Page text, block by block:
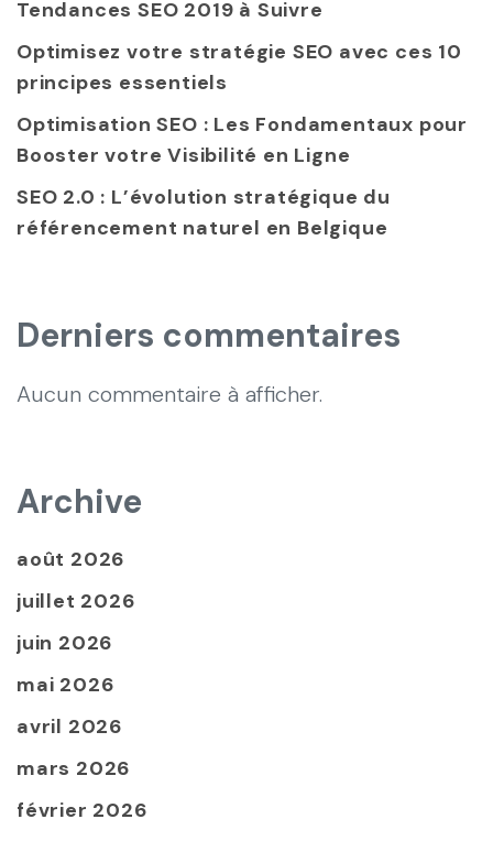
Tendances SEO 2019 à Suivre
Optimisez votre stratégie SEO avec ces 10
principes essentiels
Optimisation SEO : Les Fondamentaux pour
Booster votre Visibilité en Ligne
SEO 2.0 : L’évolution stratégique du
référencement naturel en Belgique
Derniers commentaires
Aucun commentaire à afficher.
Archive
août 2026
juillet 2026
juin 2026
mai 2026
avril 2026
mars 2026
février 2026